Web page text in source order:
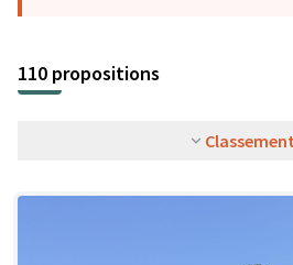
110 propositions